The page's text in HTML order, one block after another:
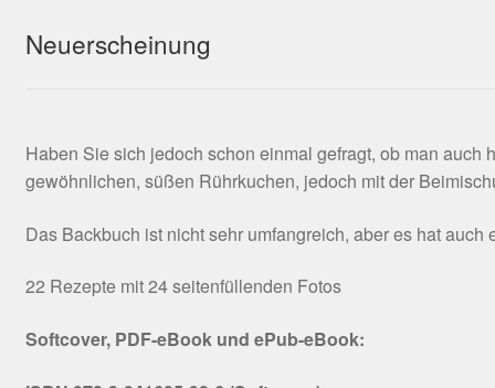
Neuerscheinung
Haben Sie sich jedoch schon einmal gefragt, ob man
gewöhnlichen, süßen Rührkuchen, jedoch mit der
Das Backbuch ist nicht sehr umfangreich, aber es hat
22 Rezepte mit 24 seitenfüllenden Fotos
Softcover, PDF-eBook und ePub-eBook: